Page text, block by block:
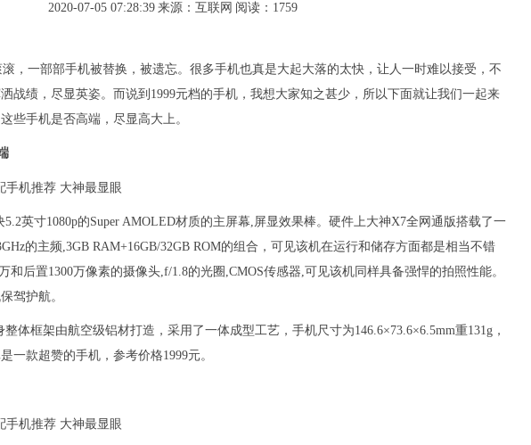
2020-07-05 07:28:39 来源：互联网 阅读：1759
，一部部手机被替换，被遗忘。很多手机也真是大起大落的太快，让人一时难以接受，不
战绩，尽显英姿。而说到1999元档的手机，我想大家知之甚少，所以下面就让我们一起来
些手机是否高端，尽显高大上。
英寸1080p的Super AMOLED材质的主屏幕,屏显效果棒。硬件上大神X7全网通版搭载了一
的主频,3GB RAM+16GB/32GB ROM的组合，可见该机在运行和储存方面都是相当不错
和后置1300万像素的摄像头,f/1.8的光圈,CMOS传感器,可见该机同样具备强悍的拍照性能。
驾护航。
体框架由航空级铝材打造，采用了一体成型工艺，手机尺寸为146.6×73.6×6.5mm重131g，
一款超赞的手机，参考价格1999元。